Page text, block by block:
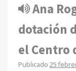
Ana
dotación
el Centro
Publicado 25